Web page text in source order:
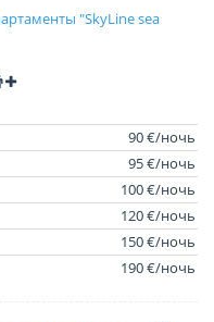
"SkyLine sea
90 €/ночь
95 €/ночь
100 €/ночь
120 €/ночь
150 €/ночь
190 €/ночь